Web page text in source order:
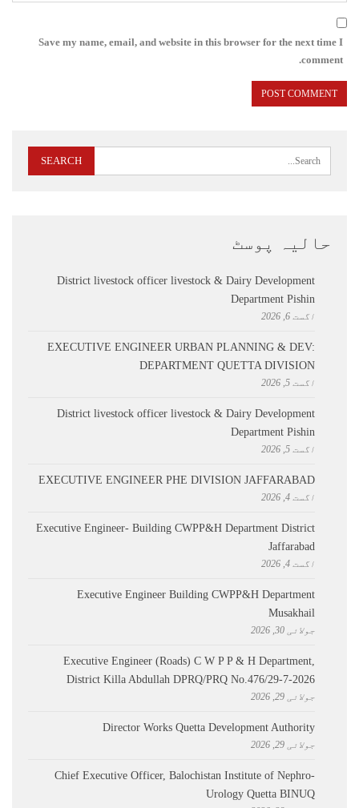
Save my name, email, and website in this browser for the next time I
comment.
حالیہ پوسٹ
District livestock officer livestock & Dairy Development
Department Pishin
اگست 6, 2026
EXECUTIVE ENGINEER URBAN PLANNING & DEV:
DEPARTMENT QUETTA DIVISION
اگست 5, 2026
District livestock officer livestock & Dairy Development
Department Pishin
اگست 5, 2026
EXECUTIVE ENGINEER PHE DIVISION JAFFARABAD
اگست 4, 2026
Executive Engineer- Building CWPP&H Department District
Jaffarabad
اگست 4, 2026
Executive Engineer Building CWPP&H Department
Musakhail
جولائی 30, 2026
Executive Engineer (Roads) C W P P & H Department,
District Killa Abdullah ​DPRQ/PRQ No.476/29-7-2026
جولائی 29, 2026
Director Works Quetta Development Authority
جولائی 29, 2026
Chief Executive Officer, Balochistan Institute of Nephro-
Urology Quetta BINUQ